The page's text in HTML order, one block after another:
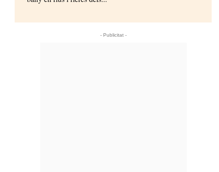
- Publicitat -